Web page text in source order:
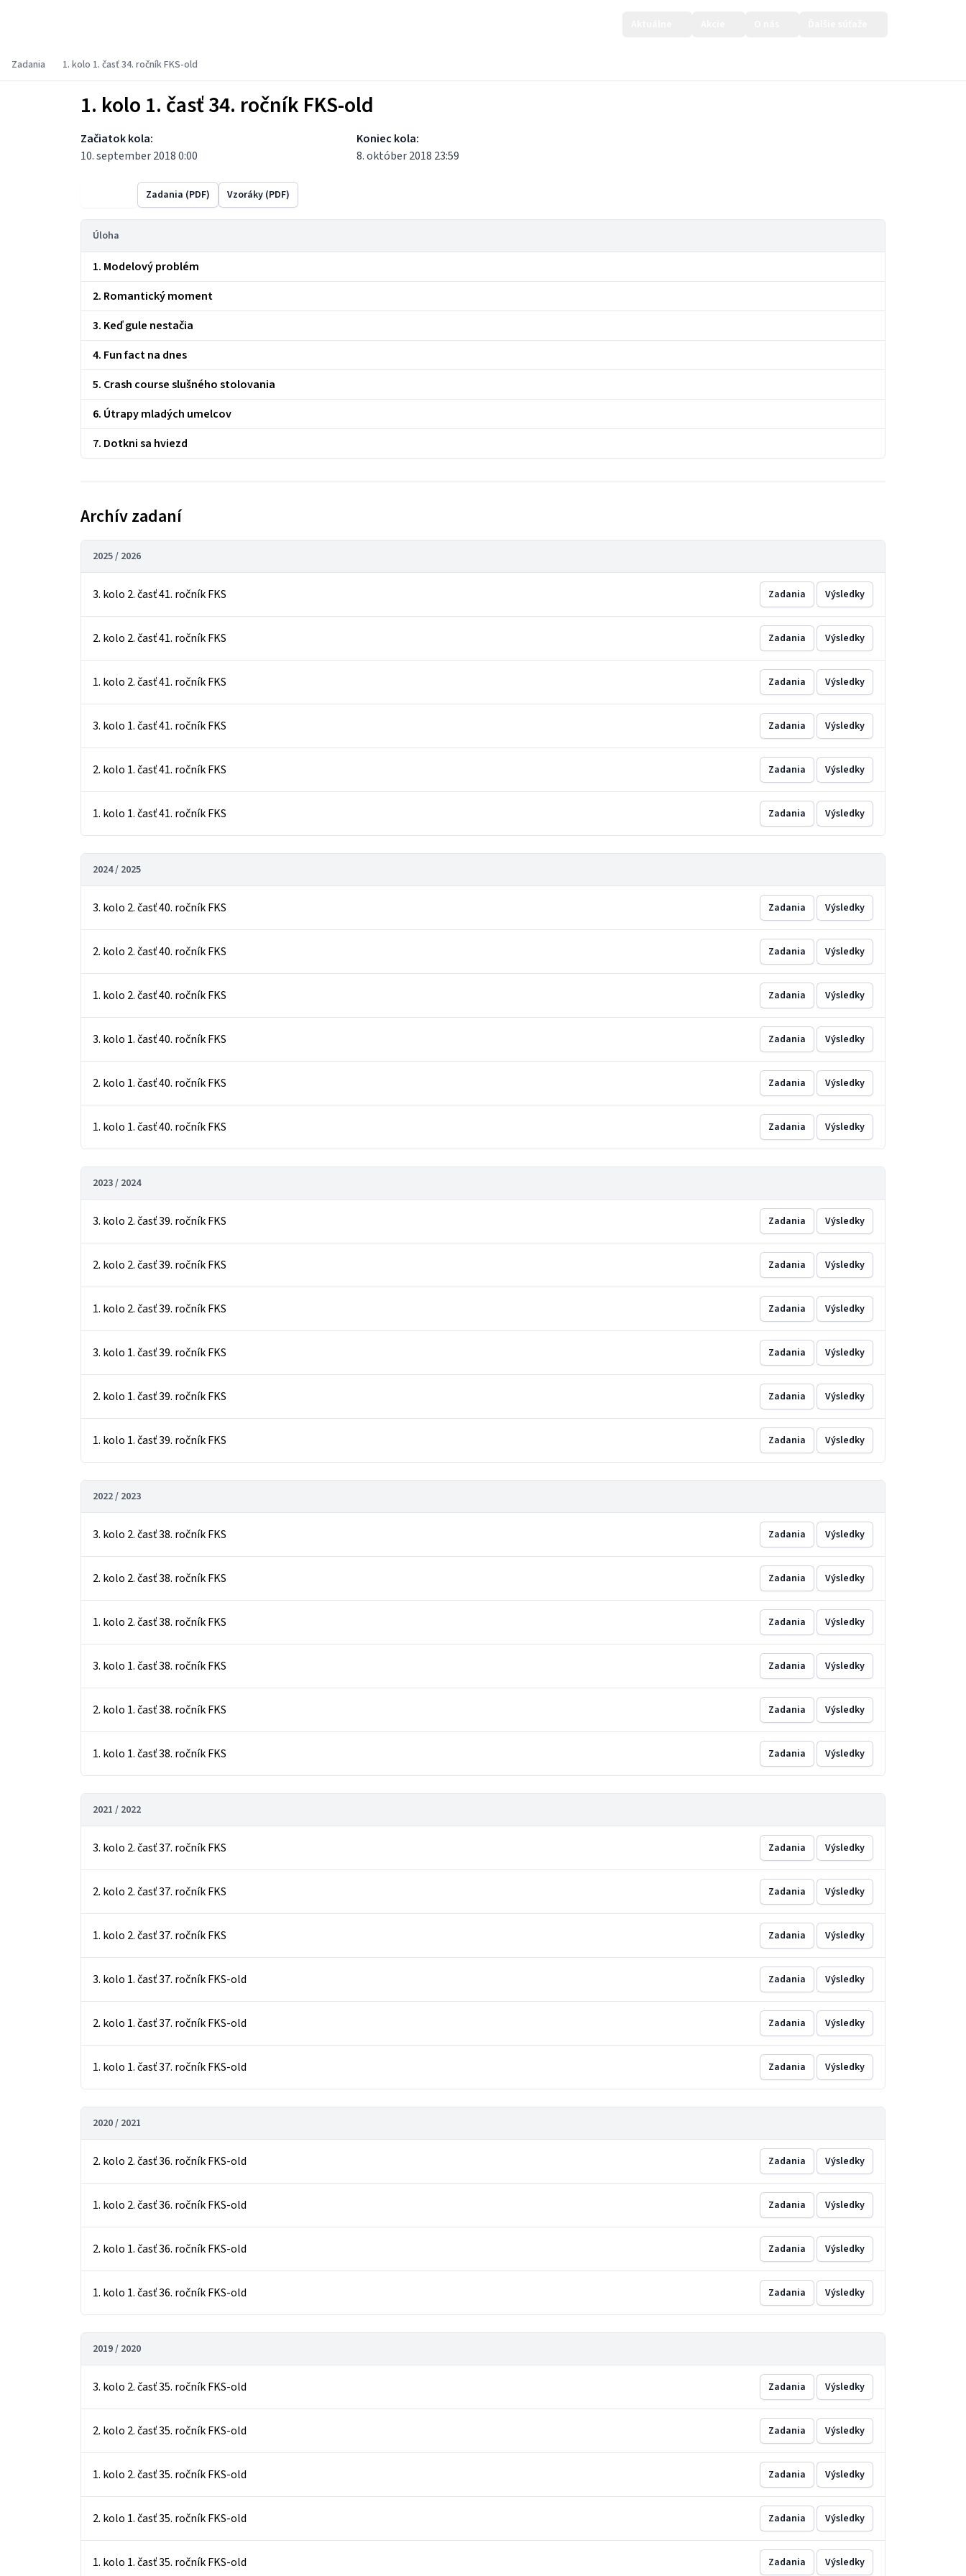
Zadania 1. kolo 1. časť 34. ročník FKS-old
1. kolo 1. časť 34. ročník FKS-old
Začiatok kola:
10. september 2018 0:00
Koniec kola:
8. október 2018 23:59
Zadania (PDF) Vzoráky (PDF)
Úloha
1. Modelový problém
2. Romantický moment
3. Keď gule nestačia
4. Fun fact na dnes
5. Crash course slušného stolovania
6. Útrapy mladých umelcov
7. Dotkni sa hviezd
Archív zadaní
2025 / 2026
3. kolo 2. časť 41. ročník FKS Zadania Výsledky
2. kolo 2. časť 41. ročník FKS Zadania Výsledky
1. kolo 2. časť 41. ročník FKS Zadania Výsledky
3. kolo 1. časť 41. ročník FKS Zadania Výsledky
2. kolo 1. časť 41. ročník FKS Zadania Výsledky
1. kolo 1. časť 41. ročník FKS Zadania Výsledky
2024 / 2025
3. kolo 2. časť 40. ročník FKS Zadania Výsledky
2. kolo 2. časť 40. ročník FKS Zadania Výsledky
1. kolo 2. časť 40. ročník FKS Zadania Výsledky
3. kolo 1. časť 40. ročník FKS Zadania Výsledky
2. kolo 1. časť 40. ročník FKS Zadania Výsledky
1. kolo 1. časť 40. ročník FKS Zadania Výsledky
2023 / 2024
3. kolo 2. časť 39. ročník FKS Zadania Výsledky
2. kolo 2. časť 39. ročník FKS Zadania Výsledky
1. kolo 2. časť 39. ročník FKS Zadania Výsledky
3. kolo 1. časť 39. ročník FKS Zadania Výsledky
2. kolo 1. časť 39. ročník FKS Zadania Výsledky
1. kolo 1. časť 39. ročník FKS Zadania Výsledky
2022 / 2023
3. kolo 2. časť 38. ročník FKS Zadania Výsledky
2. kolo 2. časť 38. ročník FKS Zadania Výsledky
1. kolo 2. časť 38. ročník FKS Zadania Výsledky
3. kolo 1. časť 38. ročník FKS Zadania Výsledky
2. kolo 1. časť 38. ročník FKS Zadania Výsledky
1. kolo 1. časť 38. ročník FKS Zadania Výsledky
2021 / 2022
3. kolo 2. časť 37. ročník FKS Zadania Výsledky
2. kolo 2. časť 37. ročník FKS Zadania Výsledky
1. kolo 2. časť 37. ročník FKS Zadania Výsledky
3. kolo 1. časť 37. ročník FKS-old Zadania Výsledky
2. kolo 1. časť 37. ročník FKS-old Zadania Výsledky
1. kolo 1. časť 37. ročník FKS-old Zadania Výsledky
2020 / 2021
2. kolo 2. časť 36. ročník FKS-old Zadania Výsledky
1. kolo 2. časť 36. ročník FKS-old Zadania Výsledky
2. kolo 1. časť 36. ročník FKS-old Zadania Výsledky
1. kolo 1. časť 36. ročník FKS-old Zadania Výsledky
2019 / 2020
3. kolo 2. časť 35. ročník FKS-old Zadania Výsledky
2. kolo 2. časť 35. ročník FKS-old Zadania Výsledky
1. kolo 2. časť 35. ročník FKS-old Zadania Výsledky
2. kolo 1. časť 35. ročník FKS-old Zadania Výsledky
1. kolo 1. časť 35. ročník FKS-old Zadania Výsledky